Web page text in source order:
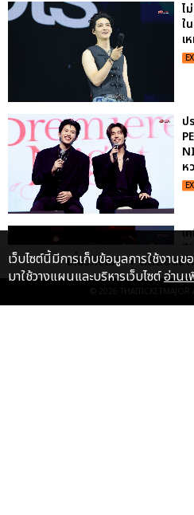
ไ
ใ
เ
ป
ห
เ
ธี
ต
เกี่ยวกับเรา ติดต่อลง
© 2026 THAITICKETMAJOR
เว็บไซต์นี้มีการเก็บข้อมูลการใช้งาน
มาใช้วางแผนและบริหารเว็บไซต์อ่าน